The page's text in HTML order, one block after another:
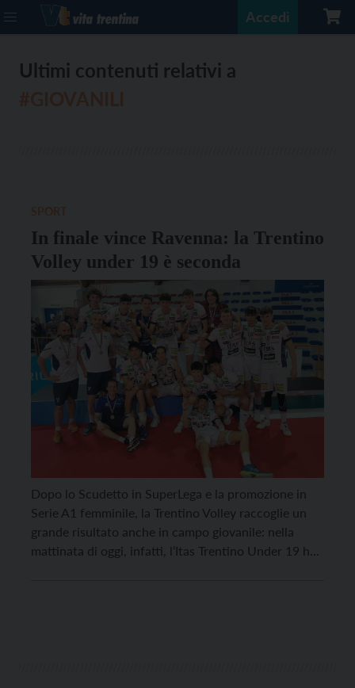
Accedi
Ultimi contenuti relativi a
In finale vince Ravenna: la Trentino
Volley under 19 è seconda
Dopo lo Scudetto in SuperLega e la promozione in
Serie A1 femminile, la Trentino Volley raccoglie un
grande risultato anche in campo giovanile: nella
mattinata di oggi, infatti, l’Itas Trentino Under 19 ha